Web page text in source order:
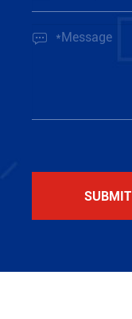

SUBMIT